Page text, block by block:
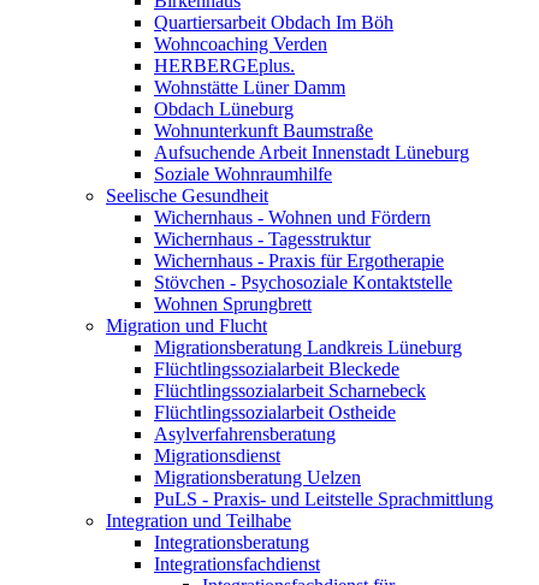
Quartiersarbeit Obdach Im Böh
Wohncoaching Verden
HERBERGEplus.
Wohnstätte Lüner Damm
Obdach Lüneburg
Wohnunterkunft Baumstraße
Aufsuchende Arbeit Innenstadt Lüneburg
Soziale Wohnraumhilfe
Seelische Gesundheit
Wichernhaus - Wohnen und Fördern
Wichernhaus - Tagesstruktur
Wichernhaus - Praxis für Ergotherapie
Stövchen - Psychosoziale Kontaktstelle
Wohnen Sprungbrett
Migration und Flucht
Migrationsberatung Landkreis Lüneburg
Flüchtlingssozialarbeit Bleckede
Flüchtlingssozialarbeit Scharnebeck
Flüchtlingssozialarbeit Ostheide
Asylverfahrensberatung
Migrationsdienst
Migrationsberatung Uelzen
PuLS - Praxis- und Leitstelle Sprachmittlung
Integration und Teilhabe
Integrationsberatung
Integrationsfachdienst